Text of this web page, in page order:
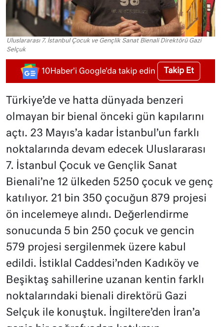
Uluslararası 7. İstanbul Çocuk ve Gençlik Sanat Bienali Direktörü Gazi
Selçuk
10Haber'i Google'da takip edin Takip Et
Türkiye’de ve hatta dünyada benzeri
olmayan bir bienal önceki gün kapılarını
açtı. 23 Mayıs’a kadar İstanbul’un farklı
noktalarında devam edecek Uluslararası
7. İstanbul Çocuk ve Gençlik Sanat
Bienali’ne 12 ülkeden 5250 çocuk ve genç
katılıyor. 21 bin 350 çocuğun 879 projesi
ön incelemeye alındı. Değerlendirme
sonucunda 5 bin 250 çocuk ve gencin
579 projesi sergilenmek üzere kabul
edildi. İstiklal Caddesi’nden Kadıköy ve
Beşiktaş sahillerine uzanan kentin farklı
noktalarındaki bienali direktörü Gazi
Selçuk ile konuştuk. İngiltere’den İran’a